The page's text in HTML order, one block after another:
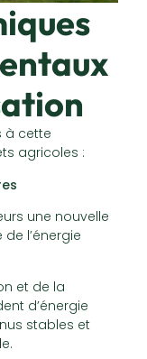
à cette
agricoles :
une nouvelle
l’énergie
et de la
d’énergie
stables et